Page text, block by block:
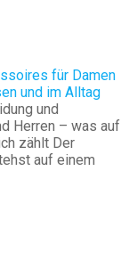
für Damen
und im Alltag
und
Herren – was auf
zählt Der
auf einem